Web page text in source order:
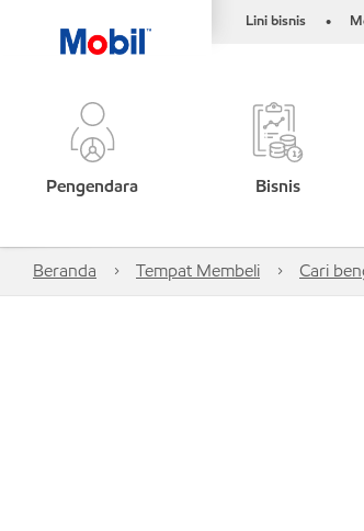
Lini bisnis •
Pengendara Bisnis
Beranda Tempat Membeli Cari